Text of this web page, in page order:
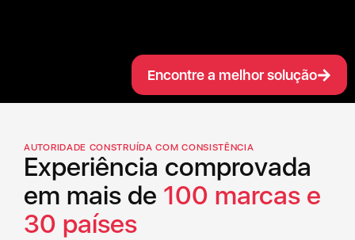
Encontre a melhor solução
AUTORIDADE CONSTRUÍDA COM CONSISTÊNCIA
Experiência comprovada
em mais de 100 marcas e
30 países